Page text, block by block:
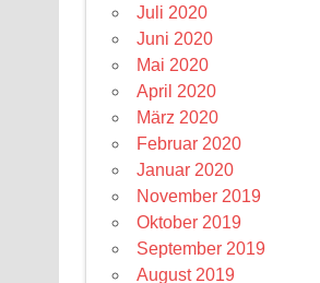
Juli 2020
Juni 2020
Mai 2020
April 2020
März 2020
Februar 2020
Januar 2020
November 2019
Oktober 2019
September 2019
August 2019